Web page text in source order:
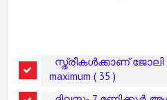
സ്ത്രീകൾക്കാണ് ജോലി
maximum ( 35 )